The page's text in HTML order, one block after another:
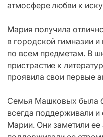
атмосфере любви к
Мария получила
в городской гимназии
по всем предметам. В
пристрастие к
проявила свои первые
Семья Машковых была
всегда поддерживали и
Марии. Они заметили ее